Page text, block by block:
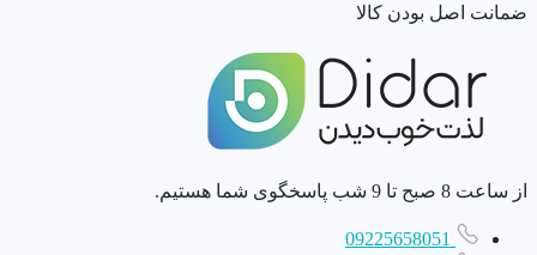
ضمانت اصل بودن کالا
از ساعت 8 صبح تا 9 شب پاسخگوی شما هستیم.
09225658051